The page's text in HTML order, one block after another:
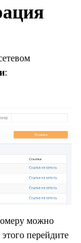
:
можно
перейдите